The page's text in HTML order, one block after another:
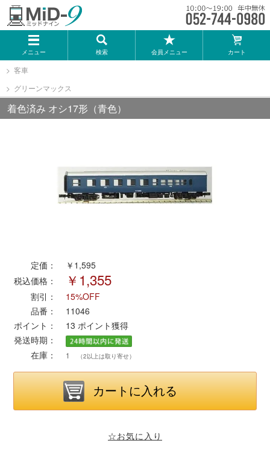
メニュー 検索 会員メニュー カート
メーカー一覧
TOMIX
KATO
トミーテック
マイクロエース
タカラトミー（プラレール）
ポポンデッタ
MODEMO(モデモ)
トラムウェイ
客車
グリーンマックス
着色済み オシ17形（青色）
定価：
￥1,595
税込価格：
￥1,355
割引：
15%OFF
品番：
11046
ポイント：
13 ポイント獲得
発送時期：
在庫：
1 （2以上は取り寄せ）
☆お気に入り